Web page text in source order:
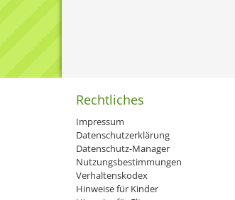
Rechtliches
Impressum
Datenschutzerklärung
Datenschutz-Manager
Nutzungsbestimmungen
Verhaltenskodex
Hinweise für Kinder